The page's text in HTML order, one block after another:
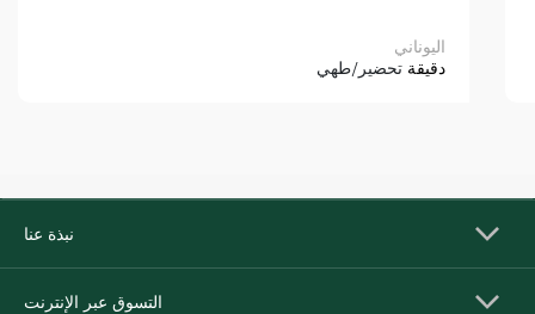
اليوناني
دقيقة تحضير/طهي
نبذة عنا
التسوق عبر الإنترنت